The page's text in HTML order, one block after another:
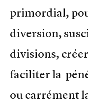
primordial,
diversion,
divisions,
faciliter la
ou carrément